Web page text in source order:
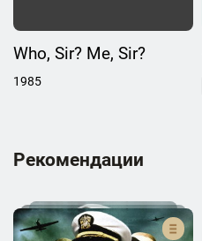
Who, Sir? Me, Sir?
1985
Р­­­е­­­к­­­о­­­м­­­е­­­н­­­д­­­а­­­ц­­­и­­­и